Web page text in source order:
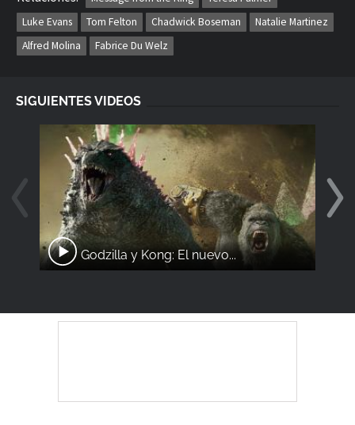
Luke Evans
Tom Felton Chadwick Boseman
Natalie Martinez
Alfred Molina
Fabrice Du Welz
SIGUIENTES VIDEOS
Godzilla y Kong: El nuevo...